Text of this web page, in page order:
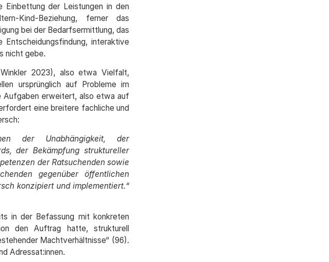
Einbettung der Leistungen in den
Kind-Beziehung, ferner das
bei der Bedarfsermittlung, das
Entscheidungsfindung, interaktive
nicht gebe.
2023), also etwa Vielfalt,
ursprünglich auf Probleme im
Aufgaben erweitert, also etwa auf
eine breitere fachliche und
der Unabhängigkeit, der
der Bekämpfung struktureller
der Ratsuchenden sowie
gegenüber öffentlichen
konzipiert und implementiert.“
in der Befassung mit konkreten
den Auftrag hatte, strukturell
Machtverhältnisse“ (96).
Adressat:innen.